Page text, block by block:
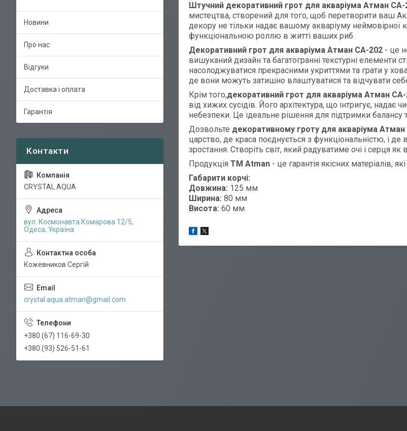
Штучний декоративний грот для акваріума Атман CA-
мистецтва, створений для того, щоб перетворити ваш
декору не тільки надає вашому акваріуму
функціональною роллю в житті ваших риб.
Декоративний грот для акваріума Атман CA-202 - це
вишуканий дизайн та багатогранні текстурні елементи
насолоджуватися прекрасними укриттями та грати у
де вони можуть затишно влаштуватися та відчувати
Крім того,декоративний грот для акваріума Атман
від хижих сусідів. Його архітектура, що інтригує, надає
небезпеки. Це ідеальне рішення для підтримки балансу
Дозвольте декоративному гроту для акваріума Атман
царство, де краса поєднується з функціональністю, і
зростання. Створіть світ, який радуватиме очі і серця
Продукція TM Atman - це гарантія якісних матеріалів,
Габарити корчі:
Довжина: 125 мм
Ширина: 80 мм
Висота: 60 мм
Новини
Про нас
Відгуки
Доставка і оплата
Гарантія
CRYSTAL AQUA
вул. Космонавта Комарова 12/5,
Одеса, Україна
Кожевников Сергій
crystal.aqua.atman@gmail.com
+380 (67) 116-69-30
+380 (93) 526-51-61